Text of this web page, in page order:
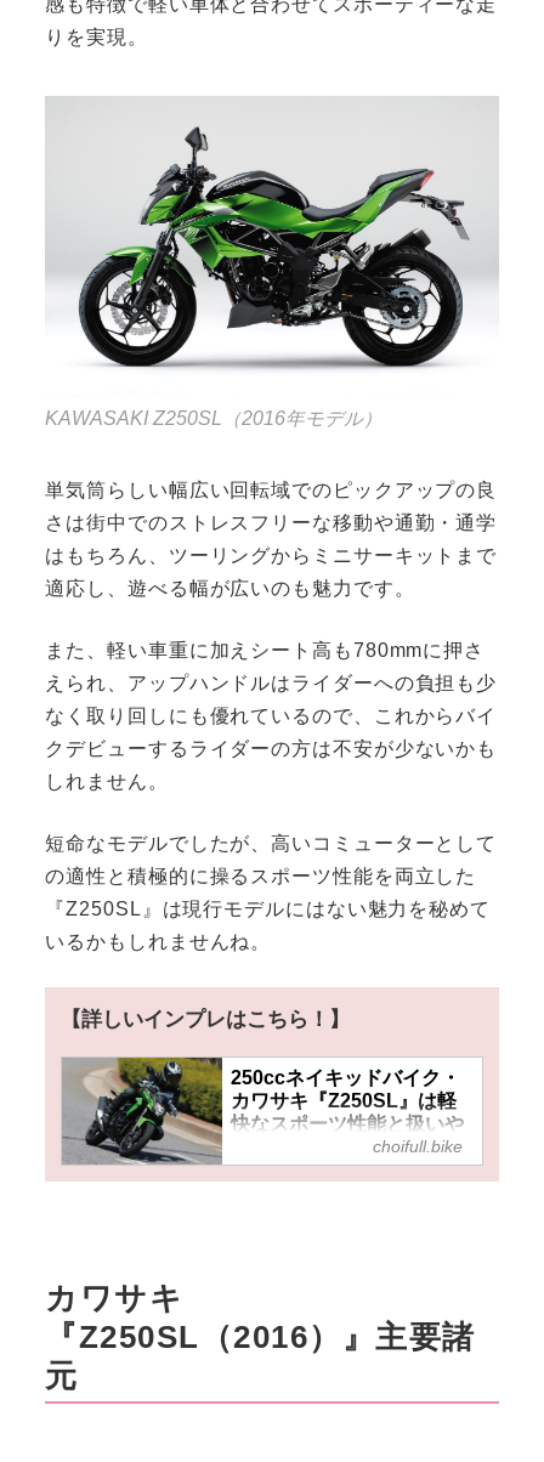
感も特徴で軽い車体と合わせてスポーティーな走
りを実現。
KAWASAKI Z250SL（2016年モデル）
単気筒らしい幅広い回転域でのピックアップの良
さは街中でのストレスフリーな移動や通勤・通学
はもちろん、ツーリングからミニサーキットまで
適応し、遊べる幅が広いのも魅力です。
また、軽い車重に加えシート高も780mmに押さ
えられ、アップハンドルはライダーへの負担も少
なく取り回しにも優れているので、これからバイ
クデビューするライダーの方は不安が少ないかも
しれません。
短命なモデルでしたが、高いコミューターとして
の適性と積極的に操るスポーツ性能を両立した
『Z250SL』は現行モデルにはない魅力を秘めて
いるかもしれませんね。
【詳しいインプレはこちら！】
250ccネイキッドバイク・
カワサキ『Z250SL』は軽
快なスポーツ性能と扱いや
すさを両立！中古もかなり
お手頃価格でバイクデビュ
choifull.bike
カワサキ
『Z250SL（2016）』主要諸
元